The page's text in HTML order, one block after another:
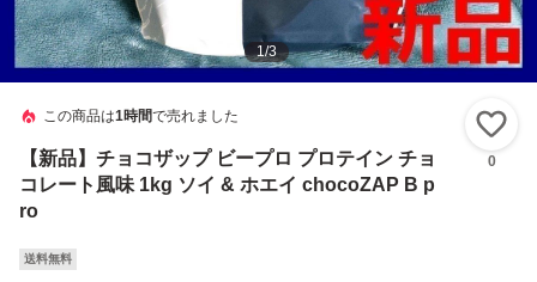
1/3
この商品は1時間で売れました
【新品】チョコザップ ビープロ プロテイン チョ
コレート風味 1kg ソイ & ホエイ chocoZAP B p
ro
0
送料無料